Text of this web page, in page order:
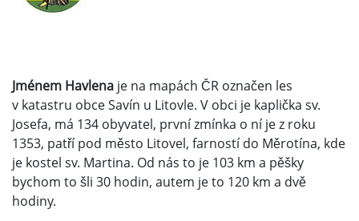
Jménem Havlena je na mapách ČR označen les
v katastru obce Savín u Litovle. V obci je kaplička sv.
Josefa, má 134 obyvatel, první zmínka o ní je z roku
1353, patří pod město Litovel, farností do Měrotína, kde
je kostel sv. Martina. Od nás to je 103 km a pěšky
bychom to šli 30 hodin, autem je to 120 km a dvě
hodiny.